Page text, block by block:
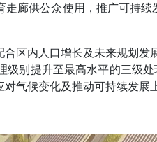
廊供公众使用，推广可持
区内人口增长及未来规划
别提升至最高水平的三级
气候变化及推动可持续发展